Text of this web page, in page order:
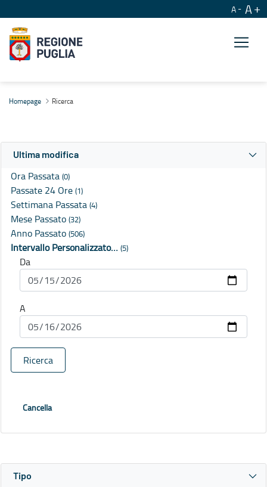
A A
Homepage Ricerca
Ultima modifica
Ora Passata (0)
Passate 24 Ore (1)
Settimana Passata (4)
Mese Passato (32)
Anno Passato (506)
Intervallo Personalizzato… (5)
Da
A
Ricerca
Cancella
Tipo